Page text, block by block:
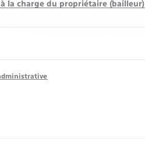
la charge du propriétaire (bailleur)